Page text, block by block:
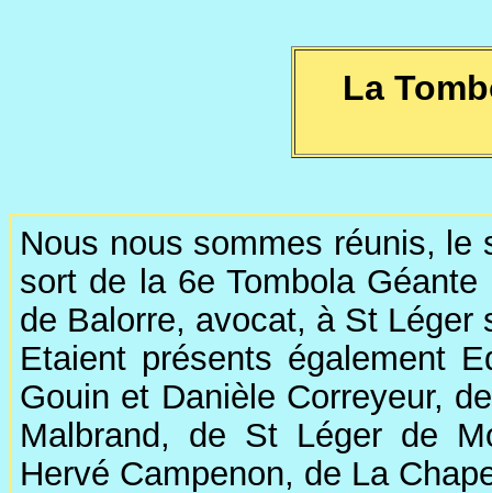
La
Nous nous sommes réunis, le
sort de la 6e Tombola
de Balorre, avocat, à St Léger
Etaient présents également
Gouin et Danièle Correyeur,
Malbrand, de St Léger de
Hervé Campenon, de La